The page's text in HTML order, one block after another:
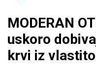
MODERAN
uskoro
krvi iz